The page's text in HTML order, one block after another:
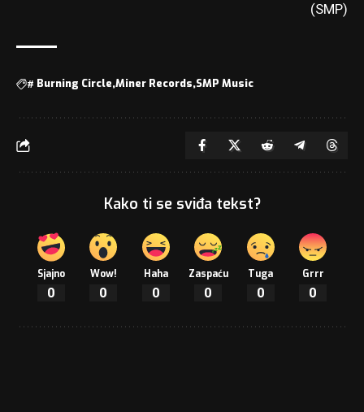
(SMP)
# Burning Circle Miner Records SMP Music
Kako ti se sviđa tekst?
Sjajno
0
Wow!
0
Haha
0
Zaspaću
0
Tuga
0
Grrr
0